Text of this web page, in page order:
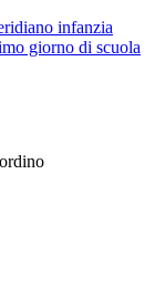
infanzia
giorno di scuola